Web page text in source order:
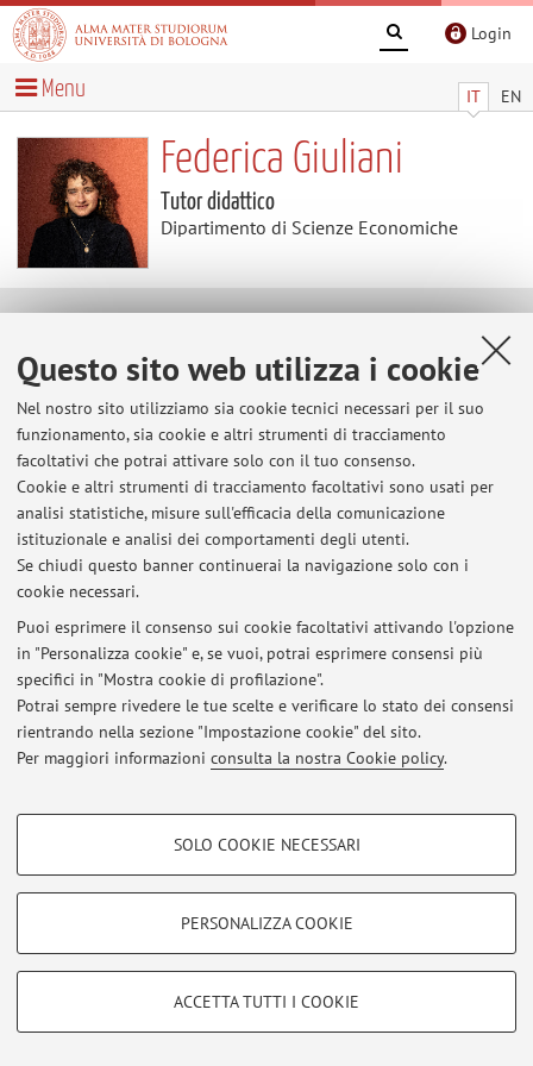
Questo sito web utilizza i cookie
Nel nostro sito utilizziamo sia cookie tecnici necessari per il suo
funzionamento, sia cookie e altri strumenti di tracciamento
facoltativi che potrai attivare solo con il tuo consenso.
Cookie e altri strumenti di tracciamento facoltativi sono usati per
analisi statistiche, misure sull'efficacia della comunicazione
istituzionale e analisi dei comportamenti degli utenti.
Se chiudi questo banner continuerai la navigazione solo con i
cookie necessari.
Puoi esprimere il consenso sui cookie facoltativi attivando l'opzione
in "Personalizza cookie" e, se vuoi, potrai esprimere consensi più
specifici in "Mostra cookie di profilazione".
Potrai sempre rivedere le tue scelte e verificare lo stato dei consensi
rientrando nella sezione "Impostazione cookie" del sito.
Per maggiori informazioni consulta la nostra Cookie policy.
COOKIE DI PROFILAZIONE - FACOLTATIVI
COOKIE TECNICI - NECESSARI
Si tratta di cookie tecnici utilizzati, a titolo esemplificativo, per il corretto
SOLO COOKIE NECESSARI
PERSONALIZZA COOKIE
ACCETTA TUTTI I COOKIE
Login
IT EN
Menu
Federica Giuliani
Tutor didattico
Dipartimento di Scienze Economiche
E-mail: federica.giuliani9@unibo.it
Dipartimento di Scienze Economiche
Piazza Scaravilli 2, Bologna -Vai alla mappa
Ultimi avvisi
Al momento non sono presenti avvisi.
© 2026 - ALMA MATER STUDIORUM - Università di Bologna - Via
Zamboni, 33 - 40126 Bologna - Partita IVA: 01131710376
|Note legali|Impostazioni Cookie